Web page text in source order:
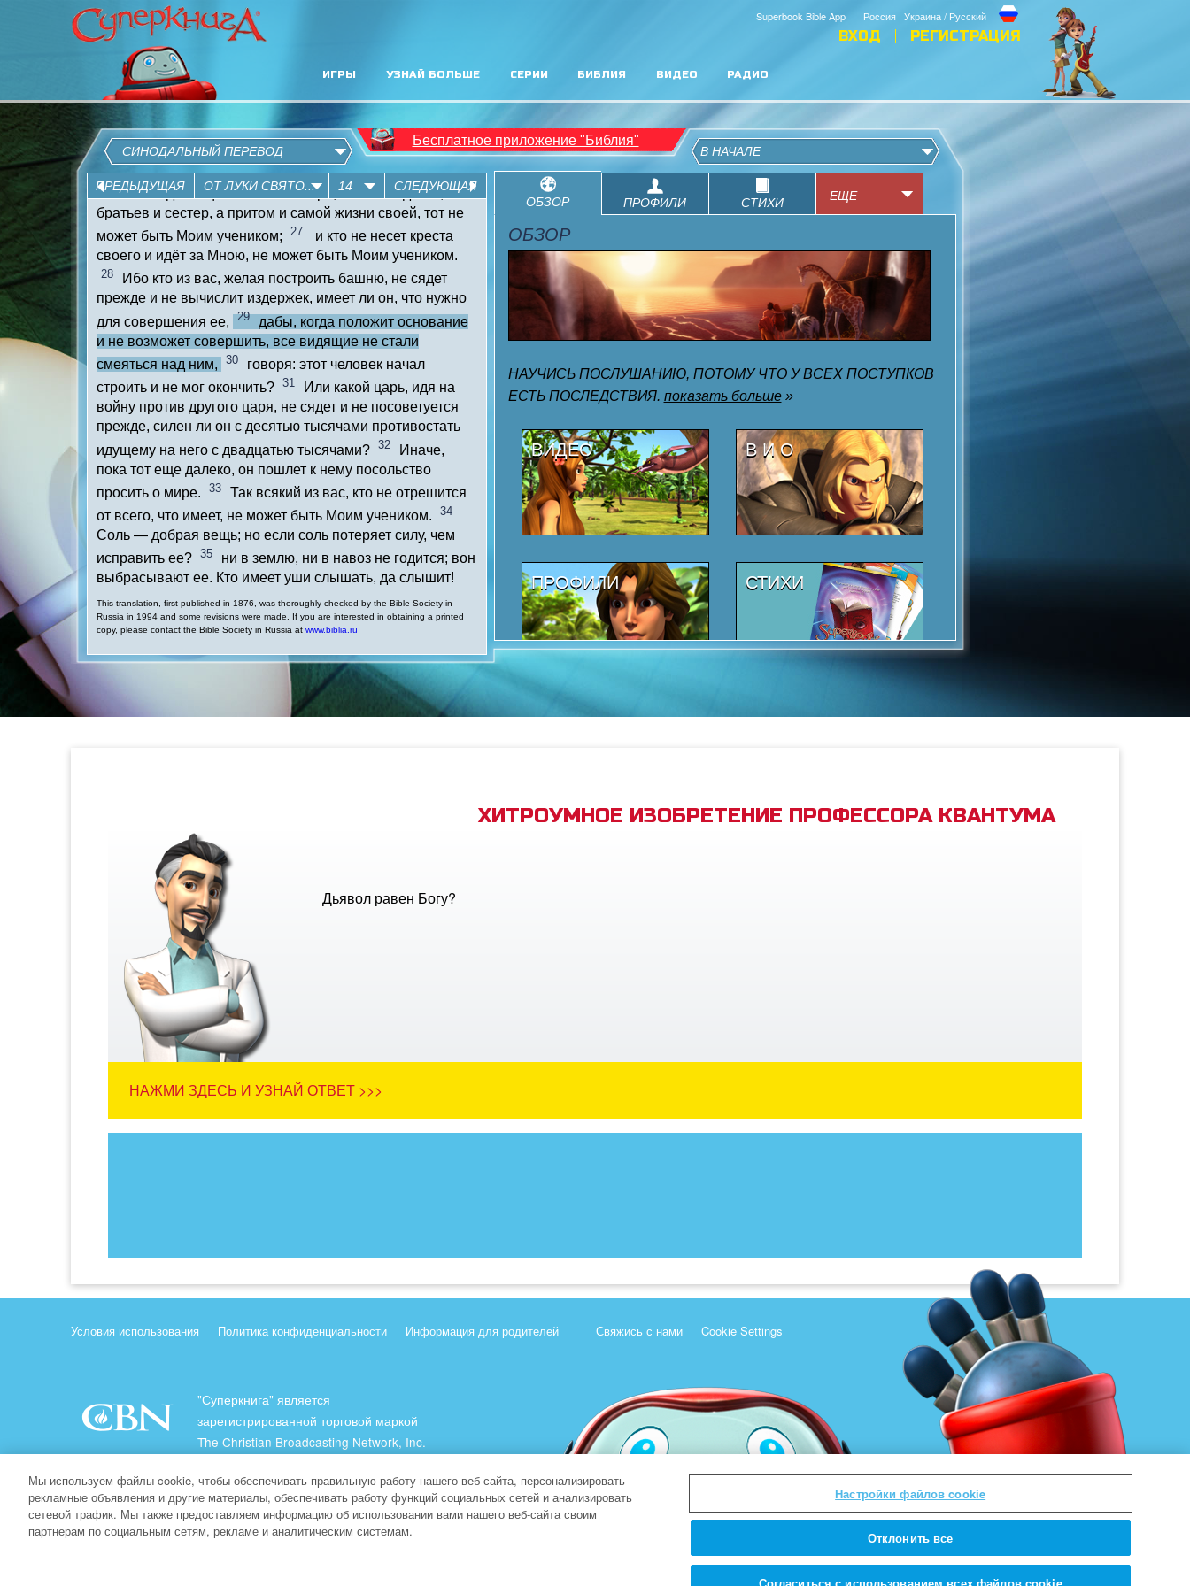
Россия | Украина / Русский
Superbook Bible App
ВХОД РЕГИСТРАЦИЯ
ИГРЫ УЗНАЙ БОЛЬШЕ СЕРИИ БИБЛИЯ ВИДЕО РАДИО
ХИТРОУМНОЕ ИЗОБРЕТЕНИЕ ПРОФЕССОРА КВАНТУМА
Дьявол равен Богу?
НАЖМИ ЗДЕСЬ И УЗНАЙ ОТВЕТ >>>
Условия использования Политика конфиденциальности Информация для родителей Свяжись с нами Cookie Settings
"Суперкнига" является
зарегистрированной торговой маркой
The Christian Broadcasting Network, Inc.
Все права защищены.
About CBN
Мы используем файлы cookie, чтобы обеспечивать правильную работу нашего веб-сайта, персонализировать
рекламные объявления и другие материалы, обеспечивать работу функций социальных сетей и анализировать
сетевой трафик. Мы также предоставляем информацию об использовании вами нашего веб-сайта своим
партнерам по социальным сетям, рекламе и аналитическим системам.
Настройки файлов cookie
Отклонить все